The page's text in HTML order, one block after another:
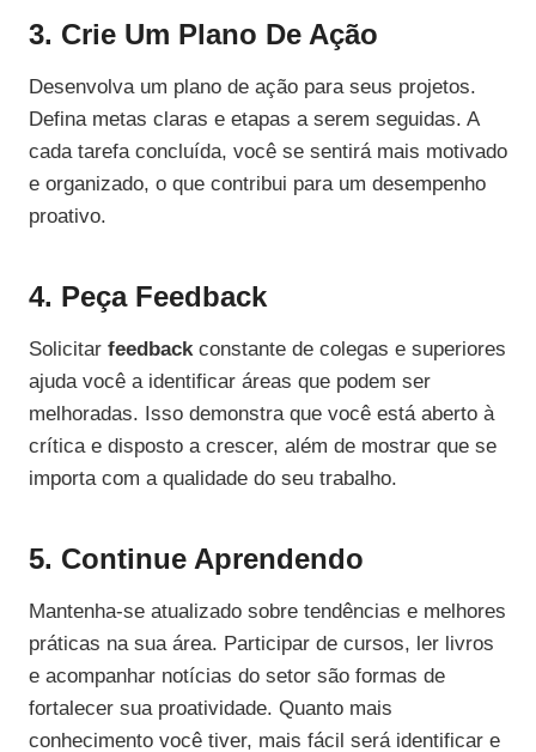
3. Crie Um Plano De Ação
Desenvolva um plano de ação para seus projetos.
Defina metas claras e etapas a serem seguidas. A
cada tarefa concluída, você se sentirá mais motivado
e organizado, o que contribui para um desempenho
proativo.
4. Peça Feedback
Solicitar feedbackconstante de colegas e superiores
ajuda você a identificar áreas que podem ser
melhoradas. Isso demonstra que você está aberto à
crítica e disposto a crescer, além de mostrar que se
importa com a qualidade do seu trabalho.
5. Continue Aprendendo
Mantenha-se atualizado sobre tendências e melhores
práticas na sua área. Participar de cursos, ler livros
e acompanhar notícias do setor são formas de
fortalecer sua proatividade. Quanto mais
conhecimento você tiver, mais fácil será identificar e